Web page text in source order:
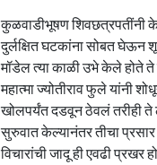
कुळवाडीभूषण शिवछत्रपतींनी
दुर्लक्षित घटकांना सोबत घेऊन
मॉडेल त्या काळी उभे केले होते ते
महात्मा ज्योतीराव फुले यांनी
खोलपर्यंत दडवून ठेवलं तरीही
सुरुवात केल्यानंतर तीचा प्रसार
विचारांची जादू ही एवढी